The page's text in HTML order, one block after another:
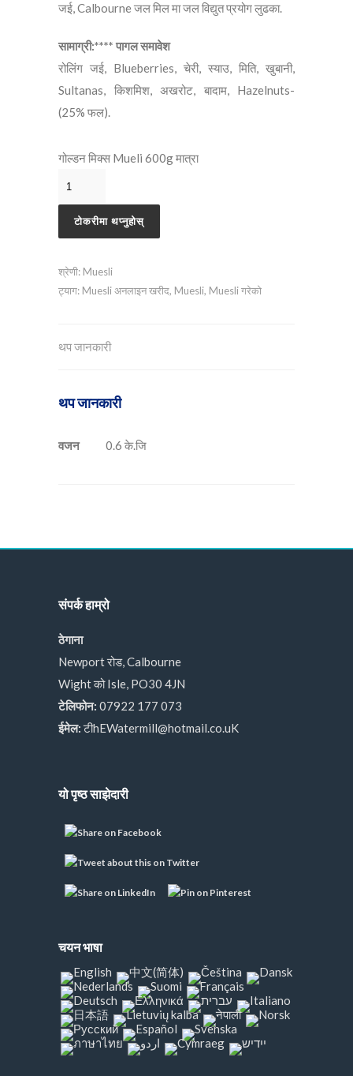
जई, Calbourne जल मिल मा जल विद्युत प्रयोग लुढका.
सामाग्री:**** पागल समावेश
रोलिंग जई, Blueberries, चेरी, स्याउ, मिति, खुबानी,
Sultanas, किशमिश, अखरोट, बादाम, Hazelnuts-
(25% फल).
गोल्डन मिक्स Mueli 600g मात्रा
टोकरीमा थप्नुहोस्
श्रेणी: Muesli
ट्याग: Muesli अनलाइन खरीद, Muesli, Muesli गरेको
थप जानकारी
थप जानकारी
वजन 0.6 के.जि
संपर्क हाम्रो
ठेगाना
Newport रोड, Calbourne
Wight को Isle, PO30 4JN
टेलिफोन: 07922 177 073
ईमेल: टीhEWatermill@hotmail.co.uK
यो पृष्ठ साझेदारी
चयन भाषा